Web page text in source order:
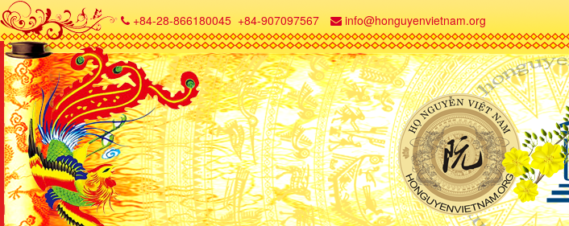
+84-28-866180045 +84-907097567 info@honguyenvietnam.org